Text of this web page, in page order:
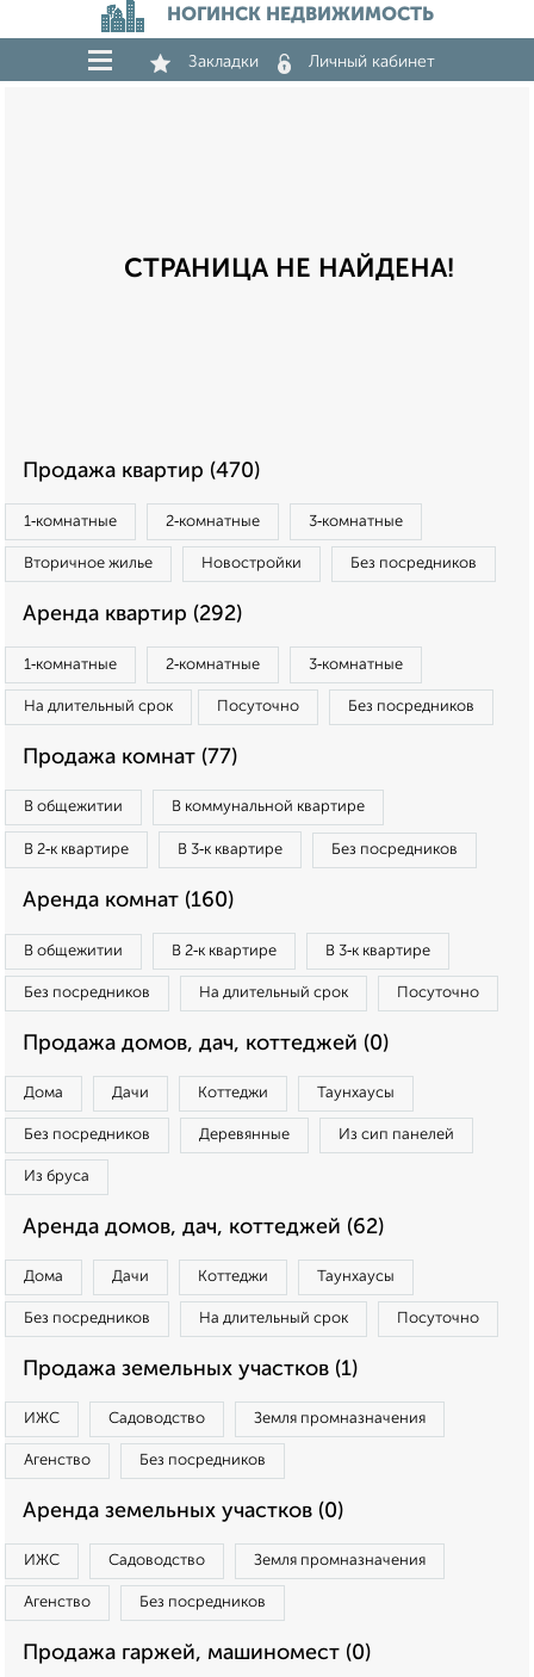
НОГИНСК НЕДВИЖИМОСТЬ
Закладки Личный кабинет
СТРАНИЦА НЕ НАЙДЕНА!
Продажа квартир (470)
1‑комнатные 2‑комнатные 3‑комнатные
Вторичное жилье Новостройки Без посредников
Аренда квартир (292)
1‑комнатные 2‑комнатные 3‑комнатные
На длительный срок Посуточно Без посредников
Продажа комнат (77)
В общежитии В коммунальной квартире
В 2‑к квартире В 3‑к квартире Без посредников
Аренда комнат (160)
В общежитии В 2‑к квартире В 3‑к квартире
Без посредников На длительный срок Посуточно
Продажа домов, дач, коттеджей (0)
Дома Дачи Коттеджи Таунхаусы
Без посредников Деревянные Из сип панелей
Из бруса
Аренда домов, дач, коттеджей (62)
Дома Дачи Коттеджи Таунхаусы
Без посредников На длительный срок Посуточно
Продажа земельных участков (1)
ИЖС Садоводство Земля промназначения
Агенство Без посредников
Аренда земельных участков (0)
ИЖС Садоводство Земля промназначения
Агенство Без посредников
Продажа гаржей, машиномест (0)